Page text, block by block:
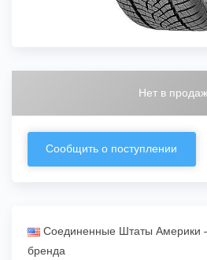
Нет в
Сообщить о поступлении
Соединенные Штаты Америки
бренда